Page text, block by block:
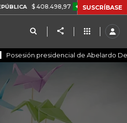
$ 408.498,97 +$ 8.753,81 +2,19%
SUSCRÍBASE
Posesión presidencial de Abelardo